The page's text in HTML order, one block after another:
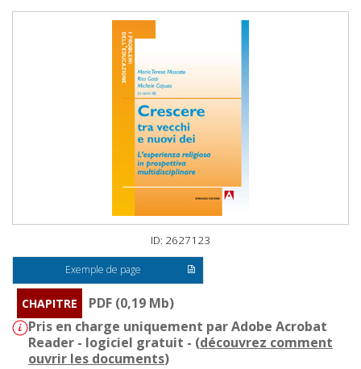
ID: 2627123
Exemple de page
CHAPITRE
PDF (0,19 Mb)
Pris en charge uniquement par Adobe Acrobat
Reader - logiciel gratuit - (découvrez comment
ouvrir les documents)